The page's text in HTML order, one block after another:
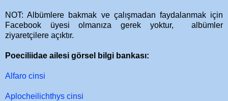
NOT: Albümlere bakmak ve çalışmadan faydalanmak için
Facebook üyesi olmanıza gerek yoktur, albümler
ziyaretçilere açıktır.
Poeciliidae ailesi görsel bilgi bankası:
Alfaro cinsi
Aplocheilichthys cinsi